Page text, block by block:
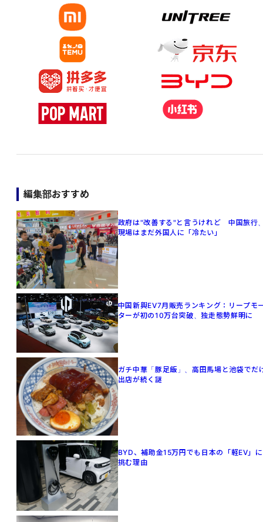
編集部おすすめ
政府は"改善する"と言うけれど 中国旅行
現場はまだ外国人に「冷たい」
中国新興EV7月販売ランキング：リープモ
ターが初の10万台突破、独走態勢鮮明に
ガチ中華「豚足飯」、高田馬場と池袋でだ
出店が続く謎
BYD、補助金15万円でも日本の「軽EV」に
挑む理由